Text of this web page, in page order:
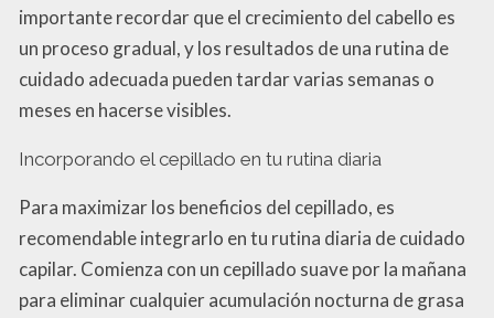
importante recordar que el crecimiento del cabello es
un proceso gradual, y los resultados de una rutina de
cuidado adecuada pueden tardar varias semanas o
meses en hacerse visibles.
Incorporando el cepillado en tu rutina diaria
Para maximizar los beneficios del cepillado, es
recomendable integrarlo en tu rutina diaria de cuidado
capilar. Comienza con un cepillado suave por la mañana
para eliminar cualquier acumulación nocturna de grasa